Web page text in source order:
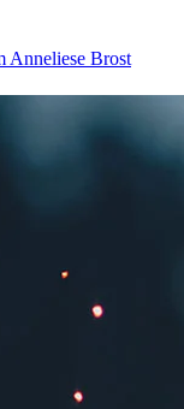
Anneliese Brost